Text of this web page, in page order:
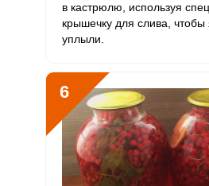
в кастрюлю, используя
крышечку для слива, чтобы
уплыли.
6